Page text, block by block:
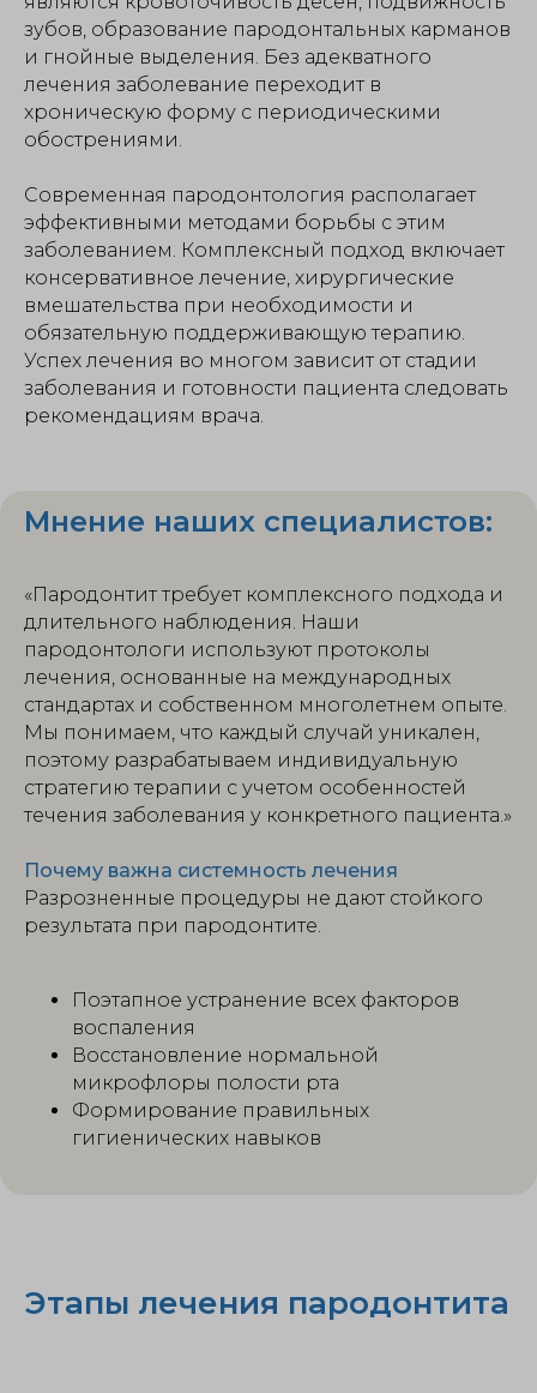
зубов, образование пародонтальных карманов
и гнойные выделения. Без адекватного
лечения заболевание переходит в
хроническую форму с периодическими
обострениями.
Современная пародонтология располагает
эффективными методами борьбы с этим
заболеванием. Комплексный подход включает
консервативное лечение, хирургические
вмешательства при необходимости и
обязательную поддерживающую терапию.
Успех лечения во многом зависит от стадии
заболевания и готовности пациента следовать
рекомендациям врача.
Мнение наших специалистов:
«Пародонтит требует комплексного подхода и
длительного наблюдения. Наши
пародонтологи используют протоколы
лечения, основанные на международных
стандартах и собственном многолетнем опыте.
Мы понимаем, что каждый случай уникален,
поэтому разрабатываем индивидуальную
стратегию терапии с учетом особенностей
течения заболевания у конкретного пациента.»
Почему важна системность лечения
Разрозненные процедуры не дают стойкого
результата при пародонтите.
Поэтапное устранение всех факторов
воспаления
Восстановление нормальной
микрофлоры полости рта
Формирование правильных
гигиенических навыков
Этапы лечения пародонтита